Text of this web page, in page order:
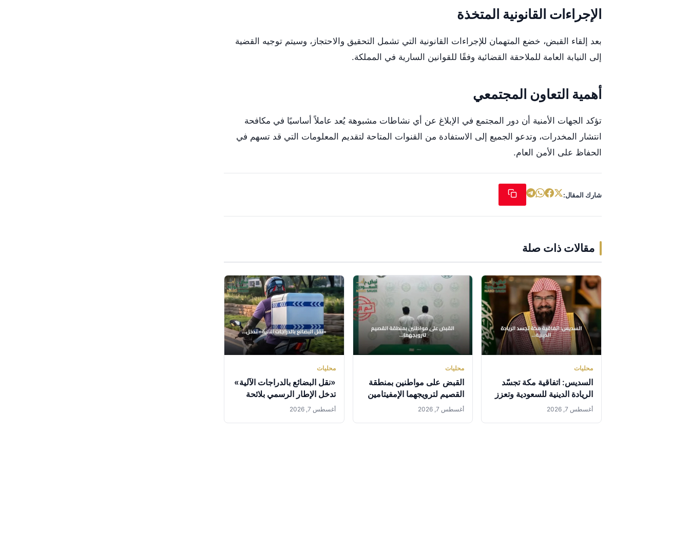
الإجراءات القانونية المتخذة
بعد إلقاء القبض، خضع المتهمان للإجراءات القانونية التي تشمل التحقيق والاحتجاز، وسيتم توجيه القضية
إلى النيابة العامة للملاحقة القضائية وفقًا للقوانين السارية في المملكة.
أهمية التعاون المجتمعي
تؤكد الجهات الأمنية أن دور المجتمع في الإبلاغ عن أي نشاطات مشبوهة يُعد عاملاً أساسيًا في مكافحة
انتشار المخدرات، وتدعو الجميع إلى الاستفادة من القنوات المتاحة لتقديم المعلومات التي قد تسهم في
الحفاظ على الأمن العام.
شارك المقال:
مقالات ذات صلة
محليات
السديس: اتفاقية مكة تجسّد
الريادة الدينية للسعودية وتعزز
قيم الأخوة والتعاون والأمن
أغسطس 7, 2026
محليات
القبض على مواطنين بمنطقة
القصيم لترويجهما الإمفيتامين
المخدر
أغسطس 7, 2026
محليات
«نقل البضائع بالدراجات الآلية»
تدخل الإطار الرسمي بلائحة
تنفيذية جديدة من هيئة النقل
أغسطس 7, 2026